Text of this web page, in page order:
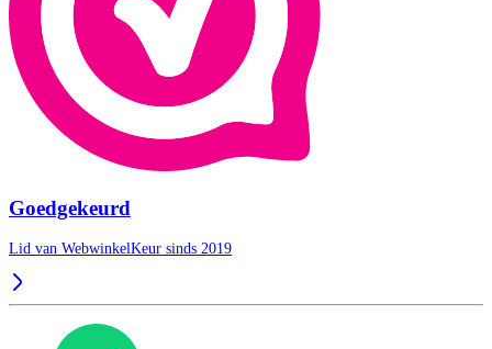
Goedgekeurd
Lid van WebwinkelKeur sinds 2019